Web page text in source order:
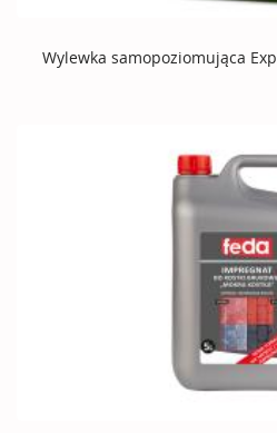
Wylewka samopoziomująca